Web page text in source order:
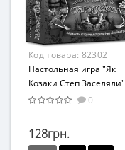
Жанр
Развлекательные
Материал
Картон
Код товара: 82302
Настольная игра "Як
Козаки Степ Заселяли"
82302
0
128грн.